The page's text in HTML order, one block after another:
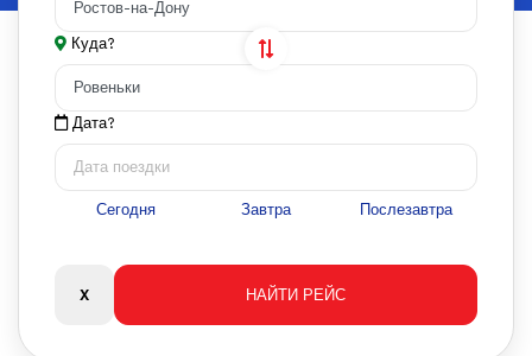
Куда?
Дата?
Сегодня Завтра Послезавтра